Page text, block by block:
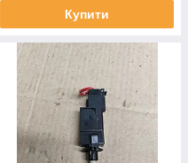
Купити